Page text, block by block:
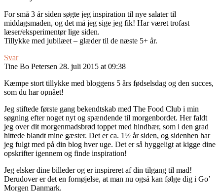
For små 3 år siden søgte jeg inspiration til nye salater til
middagsmaden, og det må jeg sige jeg fik! Har været trofast
læser/eksperimentør lige siden.
Tillykke med jubilæet – glæder til de næste 5+ år.
Svar
Tine Bo Petersen 28. juli 2015 at 09:38
Kæmpe stort tillykke med bloggens 5 års fødselsdag og den succes,
som du har opnået!
Jeg stiftede første gang bekendtskab med The Food Club i min
søgning efter noget nyt og spændende til morgenbordet. Her faldt
jeg over dit morgenmadsbrød toppet med hindbær, som i den grad
hittede blandt mine gæster. Det er ca. 1½ år siden, og sidenhen har
jeg fulgt med på din blog hver uge. Det er så hyggeligt at kigge dine
opskrifter igennem og finde inspiration!
Jeg elsker dine billeder og er inspireret af din tilgang til mad!
Derudover er det en fornøjelse, at man nu også kan følge dig i Go’
Morgen Danmark.